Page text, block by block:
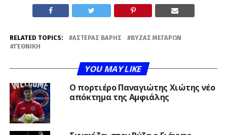
RELATED TOPICS: ΑΣΤΈΡΑΣ ΒΆΡΗΣ
ΒΎΖΑΣ ΜΕΓΆΡΩΝ
Γ΄ΕΘΝΙΚΉ
YOU MAY LIKE
Ο πορτιέρο Παναγιώτης Χιώτης νέο
απόκτημα της Αμφιάλης